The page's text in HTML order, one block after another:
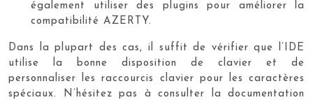
également utiliser des plugins pour améliorer la
compatibilité AZERTY.
Dans la plupart des cas, il suffit de vérifier que l’IDE
utilise la bonne disposition de clavier et de
personnaliser les raccourcis clavier pour les caractères
spéciaux. N’hésitez pas à consulter la documentation